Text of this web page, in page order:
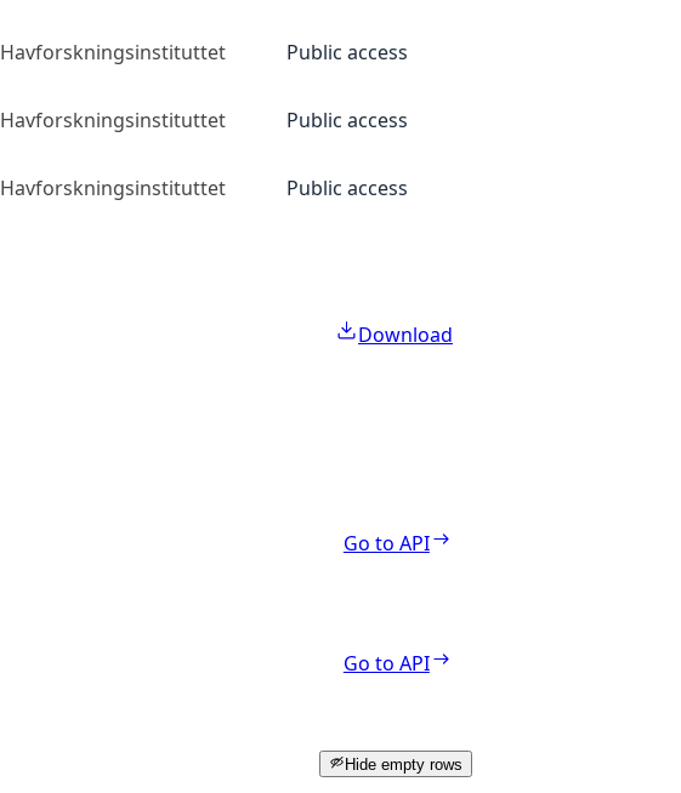
Havforskningsinstituttet Public access
Havforskningsinstituttet Public access
Havforskningsinstituttet Public access
Download
Go to API
Go to API
Hide empty rows